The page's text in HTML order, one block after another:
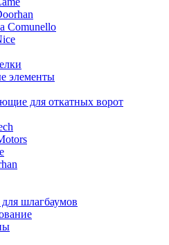
Comunello
элементы
для откатных ворот
шлагбаумов